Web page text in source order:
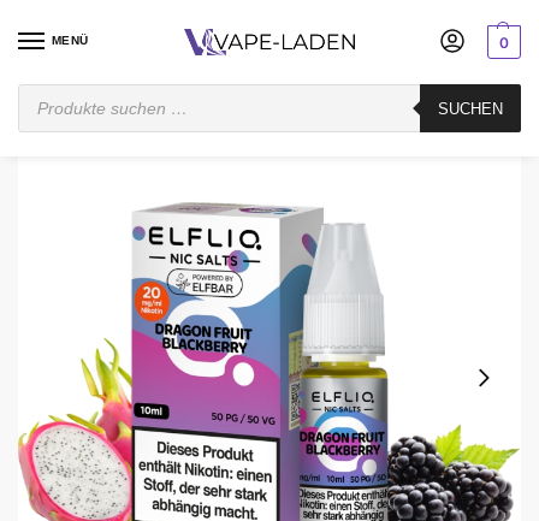
MENÜ
SUCHEN
0
Startseite / E-Liquid / ELFLIQ Dragon Fruit Blackberry – 10 ml Nic Salt Liquid